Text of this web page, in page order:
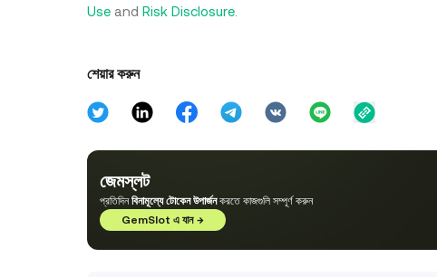
Use and Risk Disclosure
শেয়ার করুন
জেমস্লট
প্রতিদিনবিনামূল্যে টোকেন উপার্জনকরতে কাজগুলি সম্পূর্ণ করুন
GemSlot এ যান →